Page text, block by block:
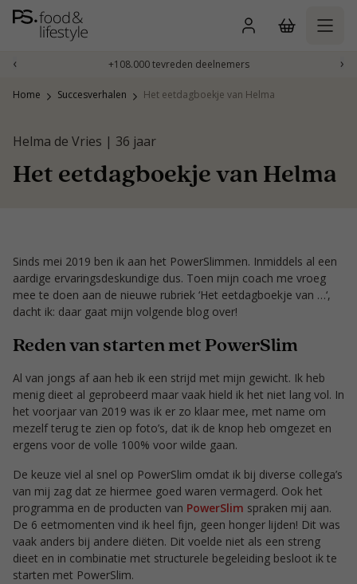
Naar
inhoud
‹ +108.000 tevreden deelnemers ›
Home Succesverhalen Het eetdagboekje van Helma
Helma de Vries | 36 jaar
Het eetdagboekje van Helma
Sinds mei 2019 ben ik aan het PowerSlimmen. Inmiddels al een
aardige ervaringsdeskundige dus. Toen mijn coach me vroeg
mee te doen aan de nieuwe rubriek ‘Het eetdagboekje van …‘,
dacht ik: daar gaat mijn volgende blog over!
Reden van starten met PowerSlim
Al van jongs af aan heb ik een strijd met mijn gewicht. Ik heb
menig dieet al geprobeerd maar vaak hield ik het niet lang vol. In
het voorjaar van 2019 was ik er zo klaar mee, met name om
mezelf terug te zien op foto’s, dat ik de knop heb omgezet en
ergens voor de volle 100% voor wilde gaan.
De keuze viel al snel op PowerSlim omdat ik bij diverse collega’s
van mij zag dat ze hiermee goed waren vermagerd. Ook het
programma en de producten van PowerSlim spraken mij aan.
De 6 eetmomenten vind ik heel fijn, geen honger lijden! Dit was
vaak anders bij andere diëten. Dit voelde niet als een streng
dieet en in combinatie met structurele begeleiding besloot ik te
starten met PowerSlim.